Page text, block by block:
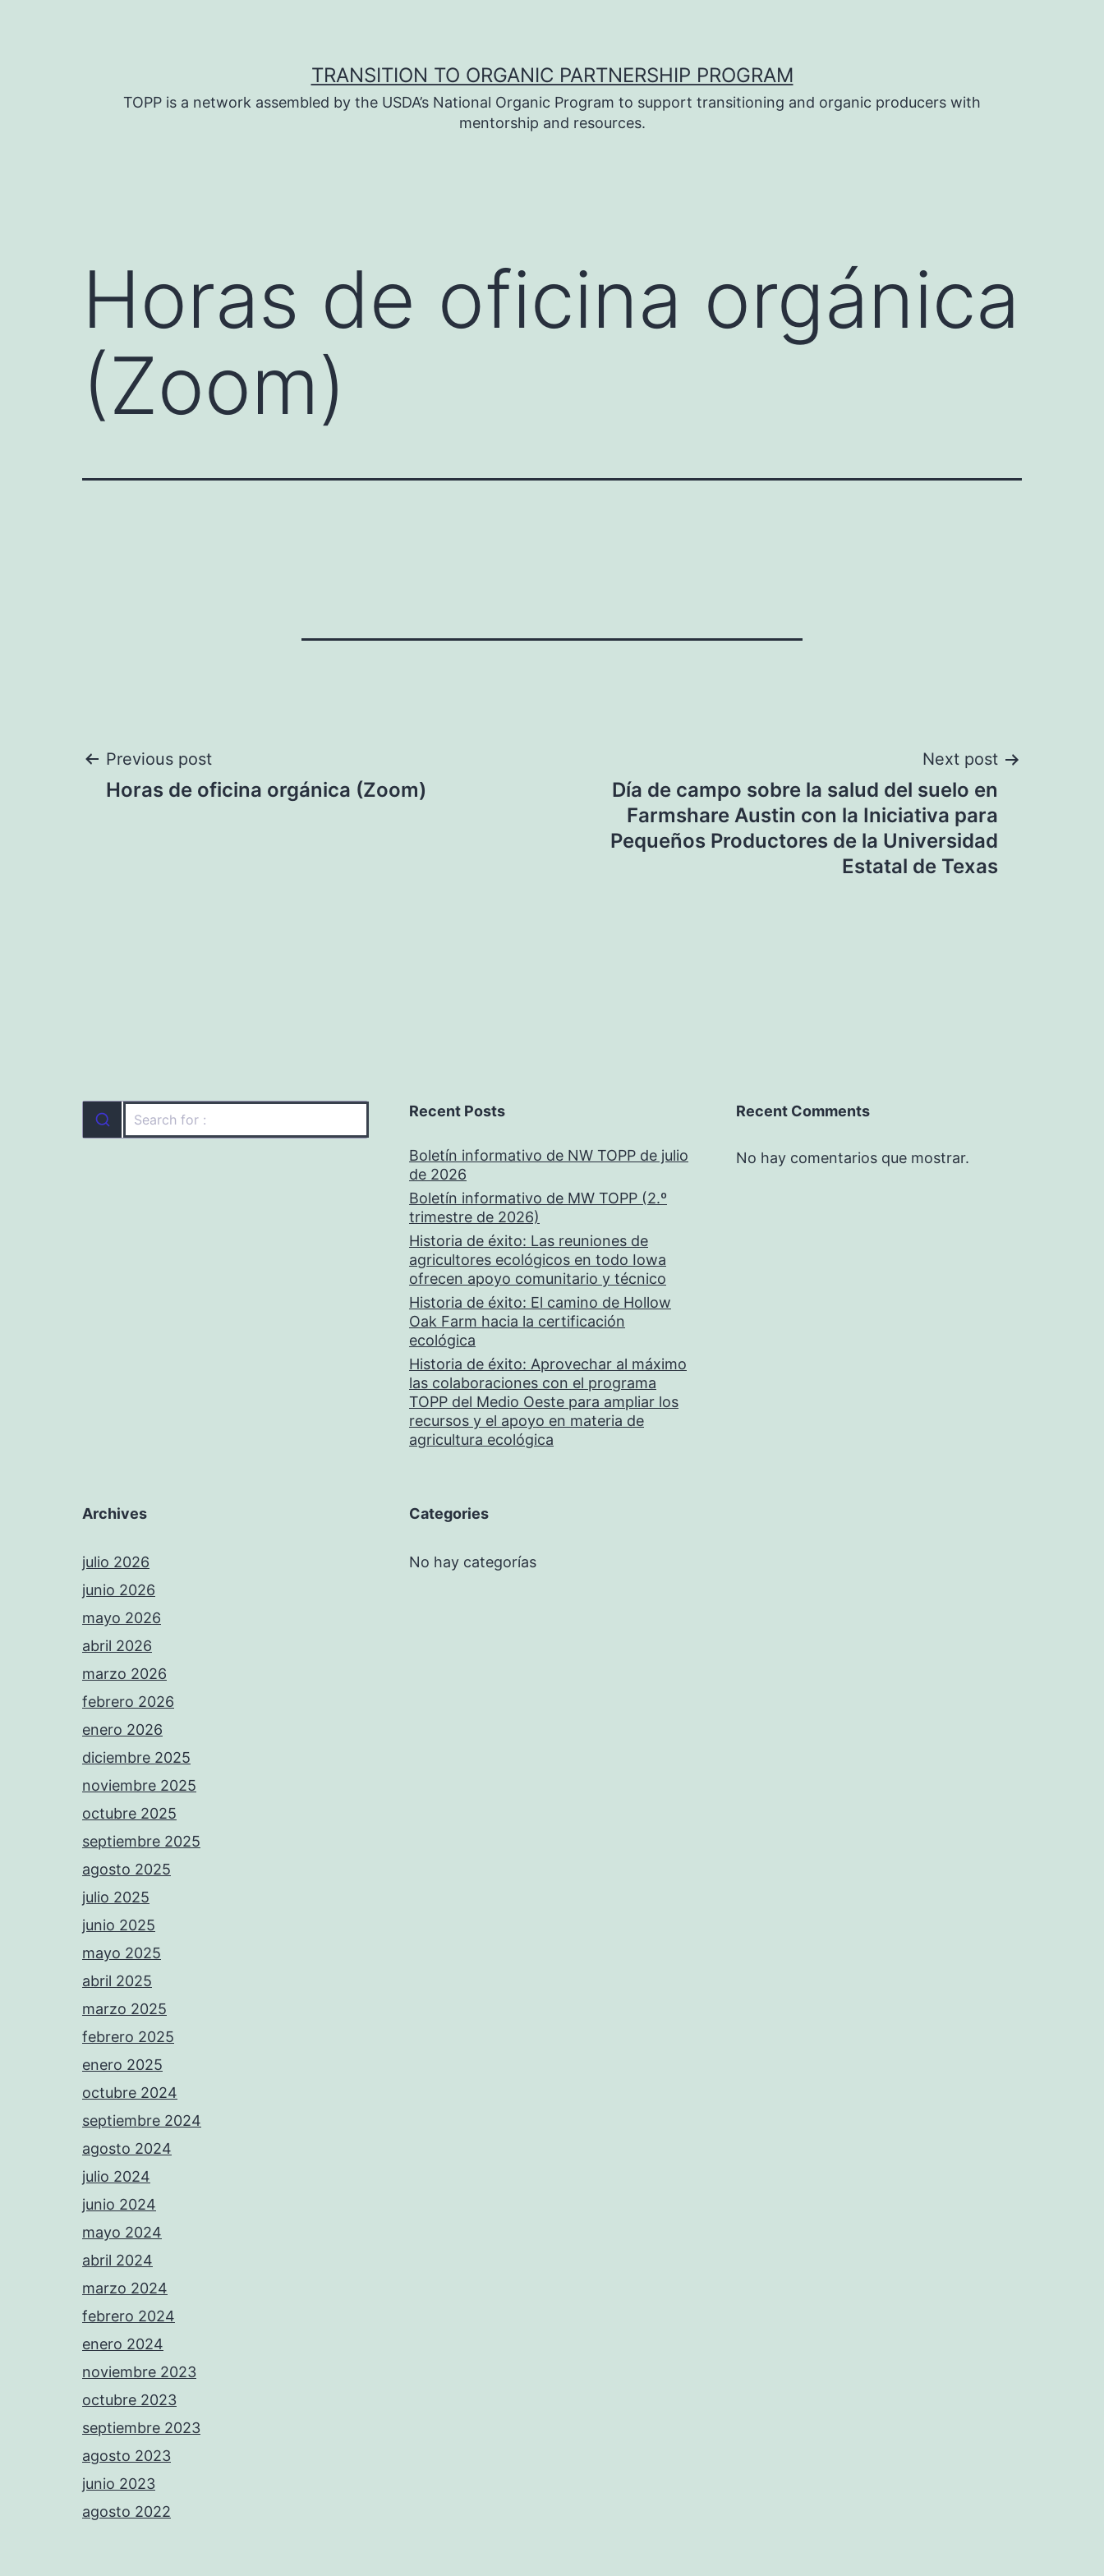
TRANSITION TO ORGANIC PARTNERSHIP PROGRAM
TOPP is a network assembled by the USDA’s National Organic Program to support transitioning and organic producers with
mentorship and resources.
Horas de oficina orgánica
(Zoom)
Navegación
Previous post
Horas de oficina orgánica (Zoom)
Next post
Día de campo sobre la salud del suelo en
Farmshare Austin con la Iniciativa para
Pequeños Productores de la Universidad
Estatal de Texas
Recent Posts
Boletín informativo de NW TOPP de julio
de 2026
Boletín informativo de MW TOPP (2.º
trimestre de 2026)
Historia de éxito: Las reuniones de
agricultores ecológicos en todo Iowa
ofrecen apoyo comunitario y técnico
Historia de éxito: El camino de Hollow
Oak Farm hacia la certificación
ecológica
Historia de éxito: Aprovechar al máximo
las colaboraciones con el programa
TOPP del Medio Oeste para ampliar los
recursos y el apoyo en materia de
agricultura ecológica
Recent Comments
No hay comentarios que mostrar.
Archives
julio 2026
junio 2026
mayo 2026
abril 2026
marzo 2026
febrero 2026
enero 2026
diciembre 2025
noviembre 2025
octubre 2025
septiembre 2025
agosto 2025
julio 2025
junio 2025
mayo 2025
abril 2025
marzo 2025
febrero 2025
enero 2025
octubre 2024
septiembre 2024
agosto 2024
julio 2024
junio 2024
mayo 2024
abril 2024
marzo 2024
febrero 2024
enero 2024
noviembre 2023
octubre 2023
septiembre 2023
agosto 2023
junio 2023
agosto 2022
Categories
No hay categorías